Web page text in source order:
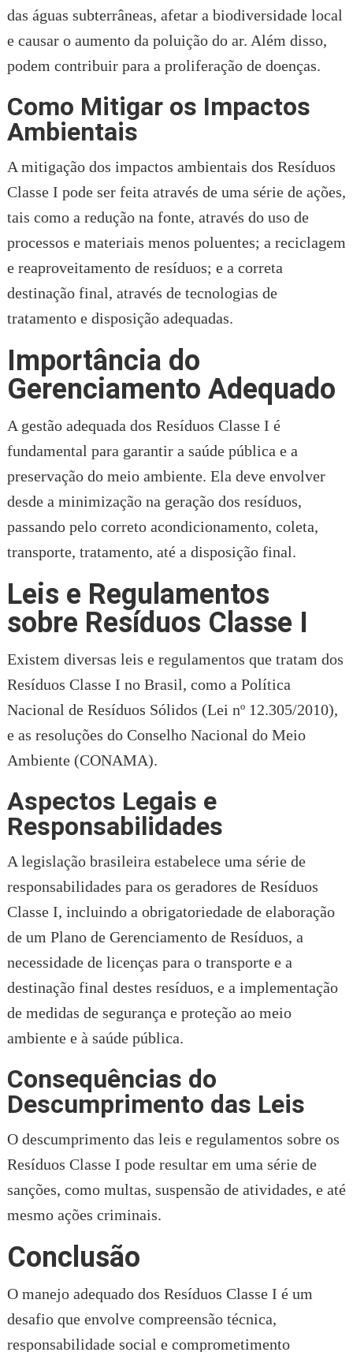
das águas subterrâneas, afetar a biodiversidade local
e causar o aumento da poluição do ar. Além disso,
podem contribuir para a proliferação de doenças.
Como Mitigar os Impactos
Ambientais
A mitigação dos impactos ambientais dos Resíduos
Classe I pode ser feita através de uma série de ações,
tais como a redução na fonte, através do uso de
processos e materiais menos poluentes; a reciclagem
e reaproveitamento de resíduos; e a correta
destinação final, através de tecnologias de
tratamento e disposição adequadas.
Importância do
Gerenciamento Adequado
A gestão adequada dos Resíduos Classe I é
fundamental para garantir a saúde pública e a
preservação do meio ambiente. Ela deve envolver
desde a minimização na geração dos resíduos,
passando pelo correto acondicionamento, coleta,
transporte, tratamento, até a disposição final.
Leis e Regulamentos
sobre Resíduos Classe I
Existem diversas leis e regulamentos que tratam dos
Resíduos Classe I no Brasil, como a Política
Nacional de Resíduos Sólidos (Lei nº 12.305/2010),
e as resoluções do Conselho Nacional do Meio
Ambiente (CONAMA).
Aspectos Legais e
Responsabilidades
A legislação brasileira estabelece uma série de
responsabilidades para os geradores de Resíduos
Classe I, incluindo a obrigatoriedade de elaboração
de um Plano de Gerenciamento de Resíduos, a
necessidade de licenças para o transporte e a
destinação final destes resíduos, e a implementação
de medidas de segurança e proteção ao meio
ambiente e à saúde pública.
Consequências do
Descumprimento das Leis
O descumprimento das leis e regulamentos sobre os
Resíduos Classe I pode resultar em uma série de
sanções, como multas, suspensão de atividades, e até
mesmo ações criminais.
Conclusão
O manejo adequado dos Resíduos Classe I é um
desafio que envolve compreensão técnica,
responsabilidade social e comprometimento